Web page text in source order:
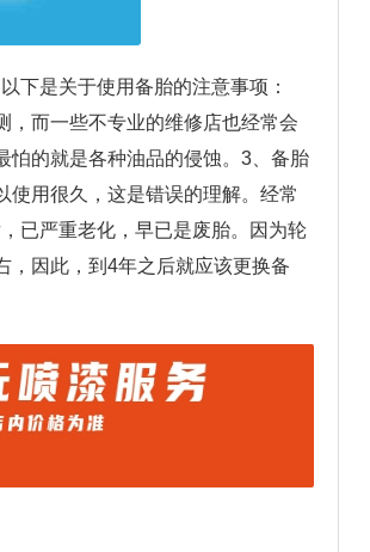
下是关于使用备胎的注意事项：
，而一些不专业的维修店也经常会
怕的就是各种油品的侵蚀。3、备胎
使用很久，这是错误的理解。经常
已严重老化，早已是废胎。因为轮
，因此，到4年之后就应该更换备